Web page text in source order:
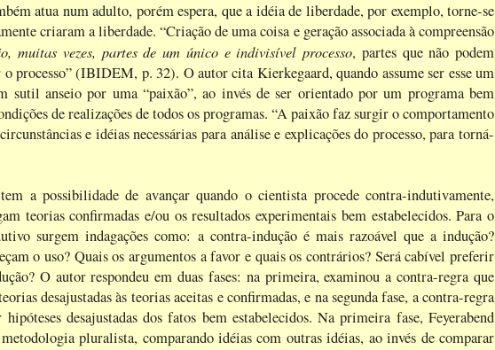
atua num adulto, porém espera, que a idéia de liberdade, por exemplo, torne-se
criaram a liberdade. “Criação de uma coisa e geração associada à compreensão
muitas vezes, partes de um único e indivisível processo, partes que não podem
o processo” (IBIDEM, p. 32). O autor cita Kierkegaard, quando assume ser esse um
sutil anseio por uma “paixão”, ao invés de ser orientado por um programa bem
de realizações de todos os programas. “A paixão faz surgir o comportamento
e idéias necessárias para análise e explicações do processo, para torná-
a possibilidade de avançar quando o cientista procede contra-indutivamente,
teorias confirmadas e/ou os resultados experimentais bem estabelecidos. Para o
surgem indagações como: a contra-indução é mais razoável que a indução?
o uso? Quais os argumentos a favor e quais os contrários? Será cabível preferir
O autor respondeu em duas fases: na primeira, examinou a contra-regra que
desajustadas às teorias aceitas e confirmadas, e na segunda fase, a contra-regra
desajustadas dos fatos bem estabelecidos. Na primeira fase, Feyerabend
pluralista, comparando idéias com outras idéias, ao invés de comparar